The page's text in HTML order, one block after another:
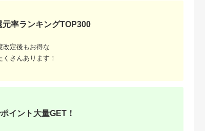
元率ランキングTOP300
改定後もお得な
さんあります！
イント大量GET！